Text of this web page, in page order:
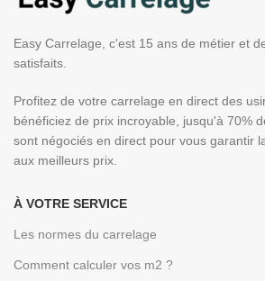
Easy Carrelage, c'est 15 ans de métier et
satisfaits.
Profitez de votre carrelage en direct des
bénéficiez de prix incroyable, jusqu'à 70%
sont négociés en direct pour vous garantir
aux meilleurs prix.
À VOTRE SERVICE
Les normes du carrelage
Comment calculer vos m2 ?